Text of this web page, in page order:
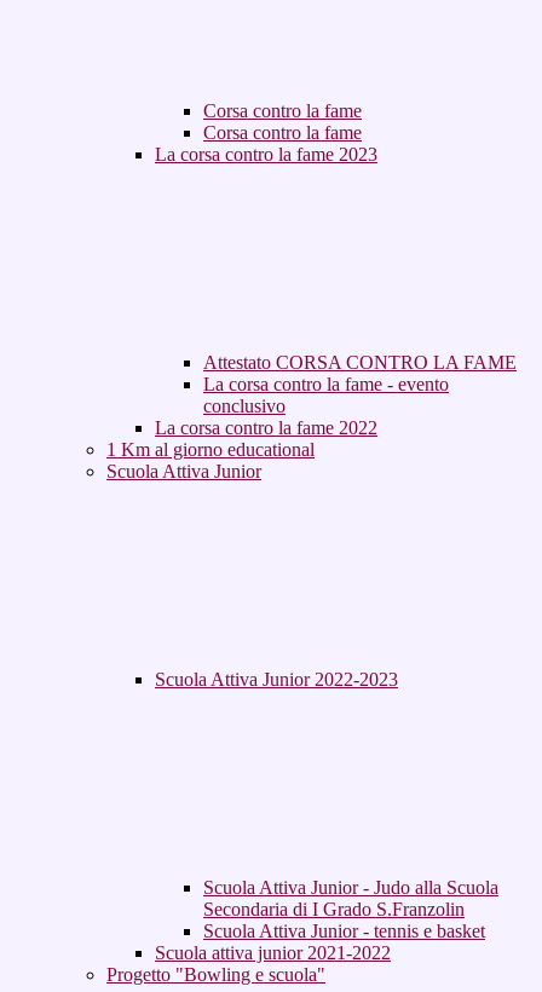
Corsa contro la fame
Corsa contro la fame
La corsa contro la fame 2023
Attestato CORSA CONTRO LA FAME
La corsa contro la fame - evento
conclusivo
La corsa contro la fame 2022
1 Km al giorno educational
Scuola Attiva Junior
Scuola Attiva Junior 2022-2023
Scuola Attiva Junior - Judo alla Scuola
Secondaria di I Grado S.Franzolin
Scuola Attiva Junior - tennis e basket
Scuola attiva junior 2021-2022
Progetto "Bowling e scuola"